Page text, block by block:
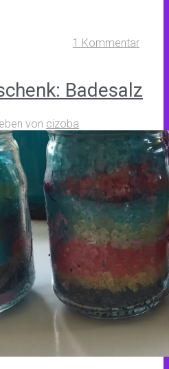
1 Kommentar
Badesalz
von cizoba